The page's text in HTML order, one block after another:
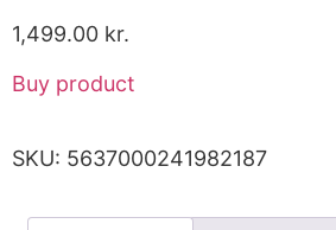
1,499.00 kr.
Buy product
SKU: 5637000241982187